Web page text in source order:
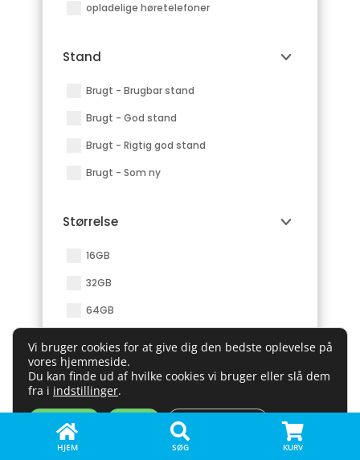
opladelige høretelefoner
Stand
Brugt - Brugbar stand
Brugt - God stand
Brugt - Rigtig god stand
Brugt - Som ny
Størrelse
16GB
32GB
64GB
256GB
512GB

HJEM

SØG

KURV
Vi bruger cookies for at give dig den bedste oplevelse på
vores hjemmeside.
Du kan finde ud af hvilke cookies vi bruger eller slå dem
fra i indstillinger.
Acceptér Ret indstillinger